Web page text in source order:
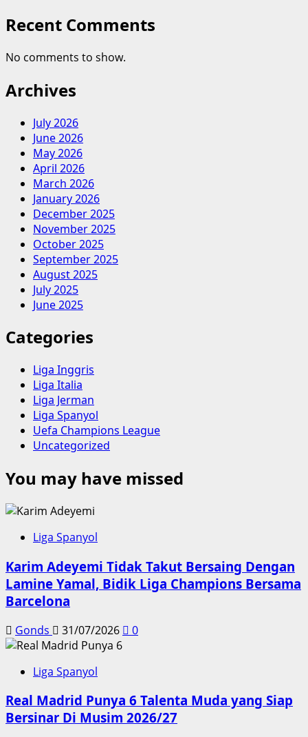
Recent Comments
No comments to show.
Archives
July 2026
June 2026
May 2026
April 2026
March 2026
January 2026
December 2025
November 2025
October 2025
September 2025
August 2025
July 2025
June 2025
Categories
Liga Inggris
Liga Italia
Liga Jerman
Liga Spanyol
Uefa Champions League
Uncategorized
You may have missed
Liga Spanyol
Karim Adeyemi Tidak Takut Bersaing Dengan
Lamine Yamal, Bidik Liga Champions Bersama
Barcelona
Gonds 31/07/2026 0
Liga Spanyol
Real Madrid Punya 6 Talenta Muda yang Siap
Bersinar Di Musim 2026/27